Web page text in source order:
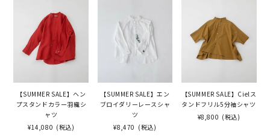
【SUMMER SALE】ヘン
プスタンドカラー羽織シ
ャツ
¥14,080 (税込)
【SUMMER SALE】エン
ブロイダリーレースシャ
ツ
¥8,470 (税込)
【SUMMER SALE】Cielス
タンドフリル5分袖シャツ
¥8,800 (税込)